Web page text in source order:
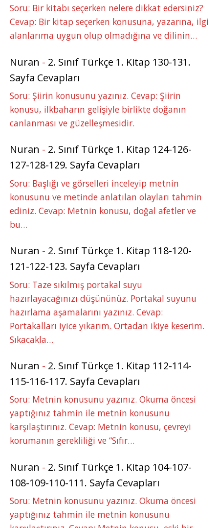
Soru: Bir kitabı seçerken nelere dikkat edersiniz?
Cevap: Bir kitap seçerken konusuna, yazarına, ilgi
alanlarıma uygun olup olmadığına ve dilinin…
Nuran - 2. Sınıf Türkçe 1. Kitap 130-131.
Sayfa Cevapları
Soru: Şiirin konusunu yazınız. Cevap: Şiirin
konusu, ilkbaharın gelişiyle birlikte doğanın
canlanması ve güzelleşmesidir.
Nuran - 2. Sınıf Türkçe 1. Kitap 124-126-
127-128-129. Sayfa Cevapları
Soru: Başlığı ve görselleri inceleyip metnin
konusunu ve metinde anlatılan olayları tahmin
ediniz. Cevap: Metnin konusu, doğal afetler ve
bu…
Nuran - 2. Sınıf Türkçe 1. Kitap 118-120-
121-122-123. Sayfa Cevapları
Soru: Taze sıkılmış portakal suyu
hazırlayacağınızı düşününüz. Portakal suyunu
hazırlama aşamalarını yazınız. Cevap:
Portakalları iyice yıkarım. Ortadan ikiye keserim.
Sıkacakla…
Nuran - 2. Sınıf Türkçe 1. Kitap 112-114-
115-116-117. Sayfa Cevapları
Soru: Metnin konusunu yazınız. Okuma öncesi
yaptığınız tahmin ile metnin konusunu
karşılaştırınız. Cevap: Metnin konusu, çevreyi
korumanın gerekliliği ve “Sıfır…
Nuran - 2. Sınıf Türkçe 1. Kitap 104-107-
108-109-110-111. Sayfa Cevapları
Soru: Metnin konusunu yazınız. Okuma öncesi
yaptığınız tahmin ile metnin konusunu